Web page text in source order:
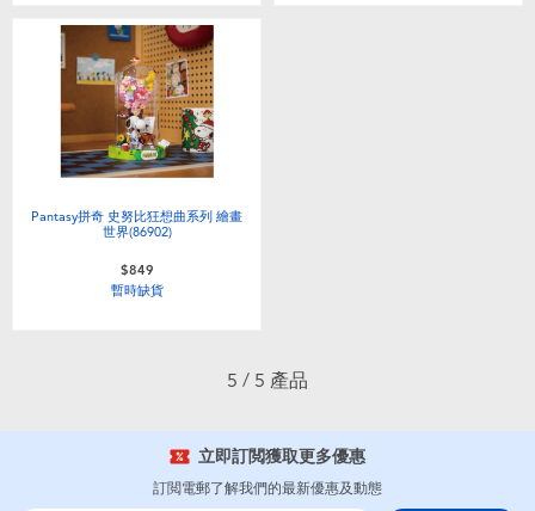
電池
任天堂 Switch
角色收藏
Pantasy拼奇 史努比狂想曲系列 繪畫
世界(86902)
$849
暫時缺貨
5 / 5 產品
立即訂閲獲取更多優惠
訂閲電郵了解我們的最新優惠及動態